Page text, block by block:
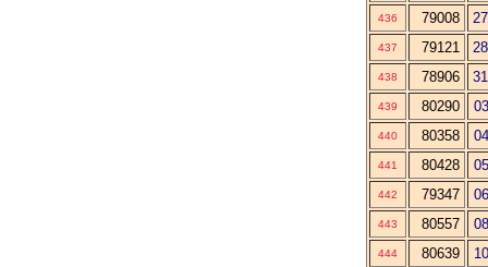
436 79008
437 79121
438 78906
439 80290
440 80358
441 80428
442 79347
443 80557
444 80639